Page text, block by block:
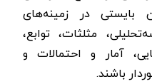
بایستی در زمینه‌های
مثلثات، توابع،
آمار و احتمالات و
باشند.